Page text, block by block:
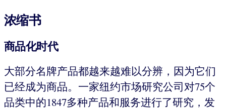
浓缩书
商品化时代
大部分名牌产品都越来越难以分辨，因为它们
已经成为商品。一家纽约市场研究公司对75个
品类中的1847多种产品和服务进行了研究，发